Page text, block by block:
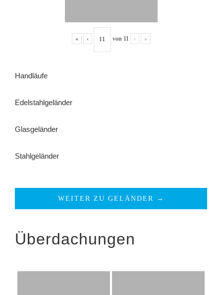
« ‹ von 11 › »
Handläufe
Edelstahlgeländer
Glasgeländer
Stahlgeländer
WEITER ZU GELÄNDER →
Überdachungen